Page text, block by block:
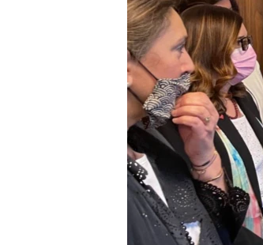
IDEALS AND INSTITUTIONS